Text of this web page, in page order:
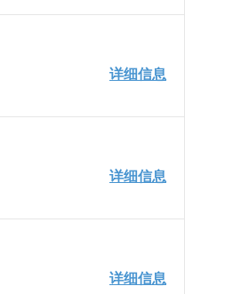
详细信息
详细信息
详细信息